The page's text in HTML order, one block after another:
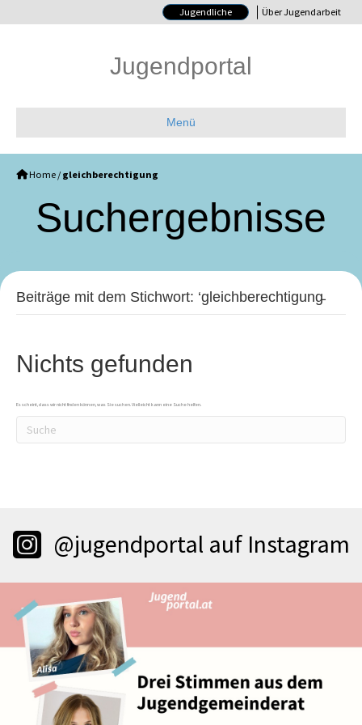
Jugendliche Über Jugendarbeit
Jugendportal
Menü
Home / gleichberechtigung
Such­ergebnisse
Beiträge mit dem Stichwort: ‘gleichberechtigung̵
Nichts gefunden
Es scheint, dass wir nicht finden können, was Sie suchen. Vielleicht kann eine Suche helfen.
@jugendportal auf Instagram